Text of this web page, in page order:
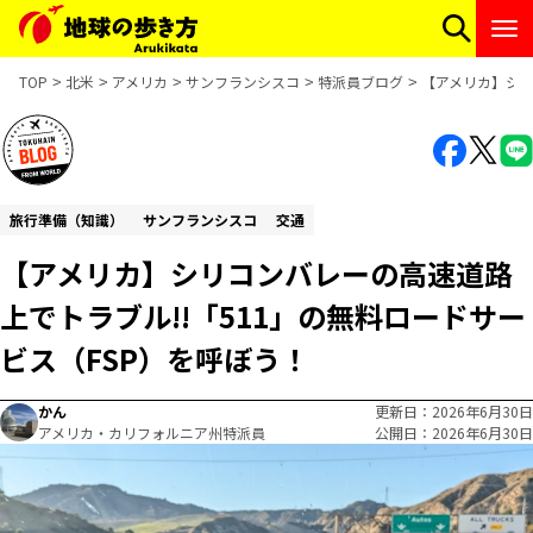
TOP 北米 アメリカ サンフランシスコ 特派員ブログ 【アメリカ】
旅行準備（知識） サンフランシスコ 交通
【アメリカ】シリコンバレーの高速道路
上でトラブル!!「511」の無料ロードサー
ビス（FSP）を呼ぼう！
かん
アメリカ・カリフォルニア州特派員
更新日
2026年6月30日
公開日
2026年6月30日